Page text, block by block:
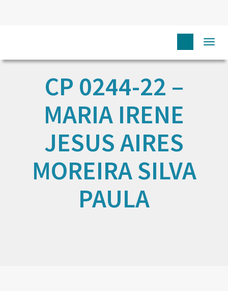
CP 0244-22 –
MARIA IRENE
JESUS AIRES
MOREIRA SILVA
PAULA